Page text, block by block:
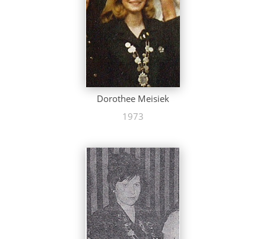
Dorothee Meisiek
1973